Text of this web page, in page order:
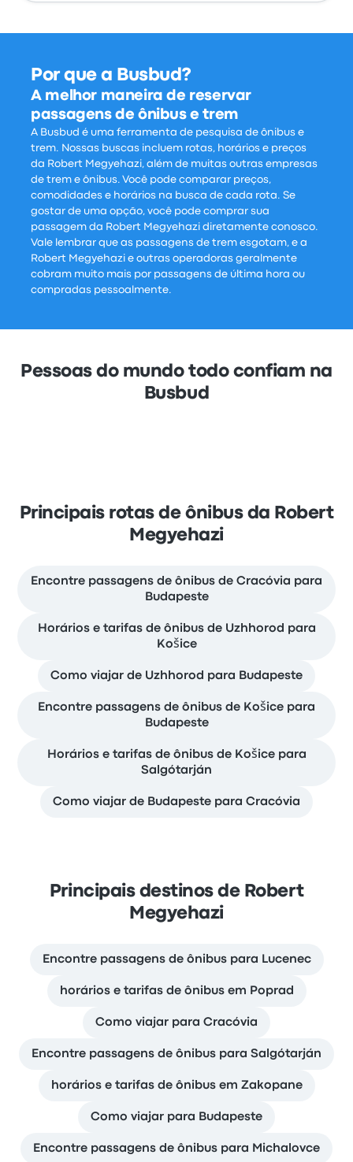
Por que a Busbud?
A melhor maneira de reservar
passagens de ônibus e trem
A Busbud é uma ferramenta de pesquisa de ônibus e
trem. Nossas buscas incluem rotas, horários e preços
da Robert Megyehazi, além de muitas outras empresas
de trem e ônibus. Você pode comparar preços,
comodidades e horários na busca de cada rota. Se
gostar de uma opção, você pode comprar sua
passagem da Robert Megyehazi diretamente conosco.
Vale lembrar que as passagens de trem esgotam, e a
Robert Megyehazi e outras operadoras geralmente
cobram muito mais por passagens de última hora ou
compradas pessoalmente.
Pessoas do mundo todo confiam na
Busbud
Principais rotas de ônibus da Robert
Megyehazi
Encontre passagens de ônibus de Cracóvia para
Budapeste
Horários e tarifas de ônibus de Uzhhorod para
Košice
Como viajar de Uzhhorod para Budapeste
Encontre passagens de ônibus de Košice para
Budapeste
Horários e tarifas de ônibus de Košice para
Salgótarján
Como viajar de Budapeste para Cracóvia
Principais destinos de Robert
Megyehazi
Encontre passagens de ônibus para Lucenec
horários e tarifas de ônibus em Poprad
Como viajar para Cracóvia
Encontre passagens de ônibus para Salgótarján
horários e tarifas de ônibus em Zakopane
Como viajar para Budapeste
Encontre passagens de ônibus para Michalovce